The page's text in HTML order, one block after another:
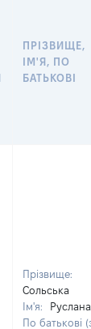
ПРІЗВИЩЕ,
ІМ'Я, ПО
БАТЬКОВІ
Прізвище:
Сольська
Ім'я:
Руслана
По батькові